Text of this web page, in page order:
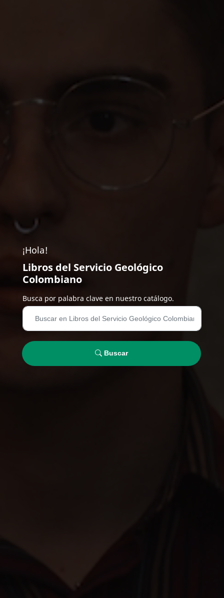
¡Hola!
Libros del Servicio Geológico
Colombiano
Busca por palabra clave en nuestro catálogo.
Buscar